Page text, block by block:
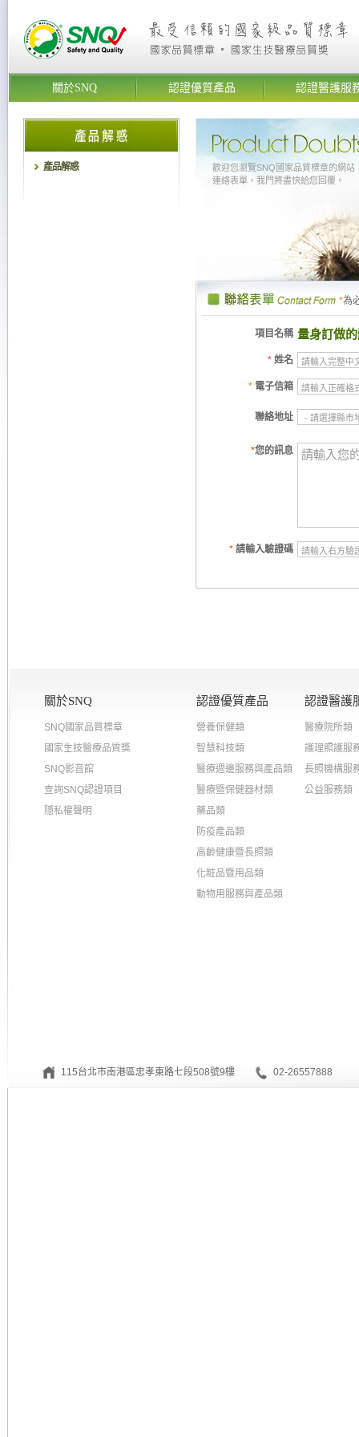
關於SNQ 認證優質產品 認證醫護服
產品解惑
歡迎您瀏覽SNQ國家品質標章的網
連絡表單，我門將盡快給您回覆。
*為
項目名稱 量身訂做
* 姓名
* 電子信箱
聯絡地址
*您的訊息
* 請輸入驗證碼
關於SNQ
SNQ國家品質標章
國家生技醫療品質獎
SNQ影音館
查詢SNQ認證項目
隱私權聲明
認證優質產品
營養保健類
智慧科技類
醫療週邊服務與產品類
醫療暨保健器材類
藥品類
防疫產品類
高齡健康暨長照類
化粧品暨用品類
動物用服務與產品類
認證醫護
醫療院所類
護理照護服
長照機構服
公益服務類
115台北市南港區忠孝東路七段508號9樓 02-26557888